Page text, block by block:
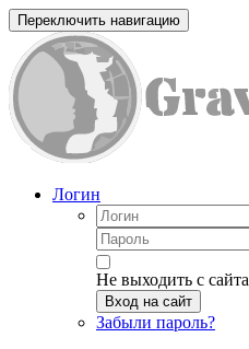
Переключить навигацию
Логин
Не выходить с сайта
Вход на сайт
Забыли пароль?